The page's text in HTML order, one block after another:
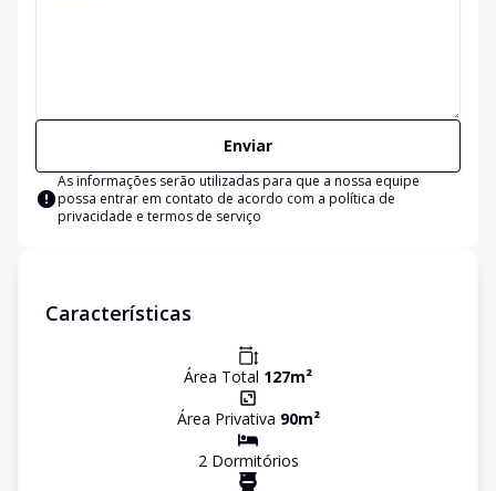
Enviar
As informações serão utilizadas para que a nossa equipe
possa entrar em contato de acordo com a política de
privacidade e termos de serviço
Características
Área Total 127m²
Área Privativa 90m²
2Dormitórios